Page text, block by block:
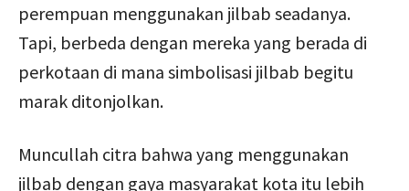
perempuan menggunakan jilbab seadanya.
Tapi, berbeda dengan mereka yang berada di
perkotaan di mana simbolisasi jilbab begitu
marak ditonjolkan.
Muncullah citra bahwa yang menggunakan
jilbab dengan gaya masyarakat kota itu lebih